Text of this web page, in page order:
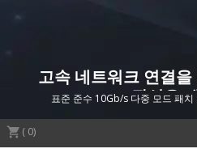
고속 네트워크 연결
드 광섬유
표준 준수 10Gb/s 다중 모드 패
( 0)